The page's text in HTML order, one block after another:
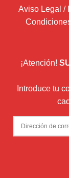
Aviso Legal /
¡Atención!
Introduce tu
Dirección
de